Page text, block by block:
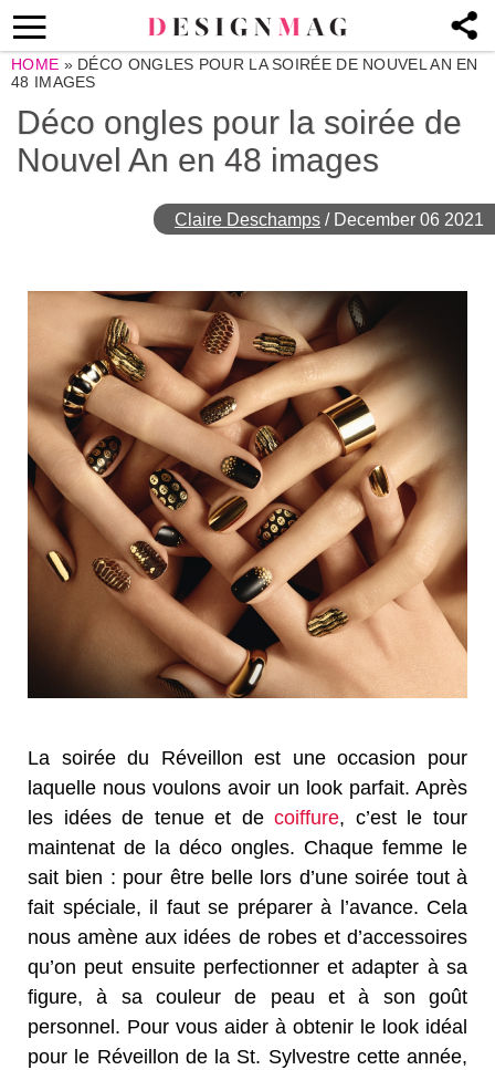
HOME » DÉCO ONGLES POUR LA SOIRÉE DE NOUVEL AN EN
48 IMAGES
Déco ongles pour la soirée de
Nouvel An en 48 images
Claire Deschamps / December 06 2021
La soirée du Réveillon est une occasion pour
laquelle nous voulons avoir un look parfait. Après
les idées de tenue et decoiffure, c’est le tour
maintenat de la déco ongles. Chaque femme le
sait bien : pour être belle lors d’une soirée tout à
fait spéciale, il faut se préparer à l’avance. Cela
nous amène aux idées de robes et d’accessoires
qu’on peut ensuite perfectionner et adapter à sa
figure, à sa couleur de peau et à son goût
personnel. Pour vous aider à obtenir le look idéal
pour le Réveillon de la St. Sylvestre cette année,